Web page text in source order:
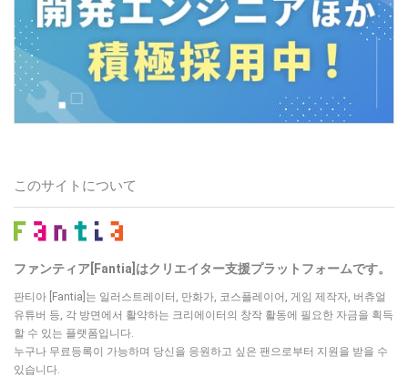
このサイトについて
ファンティア[Fantia]はクリエイター支援プラットフォームです。
판티아 [Fantia]는 일러스트레이터, 만화가, 코스플레이어, 게임 제작자, 버츄얼
유튜버 등, 각 방면에서 활약하는 크리에이터의 창작 활동에 필요한 자금을 획득
할 수 있는 플랫폼입니다.
누구나 무료등록이 가능하며 당신을 응원하고 싶은 팬으로부터 지원을 받을 수
있습니다.